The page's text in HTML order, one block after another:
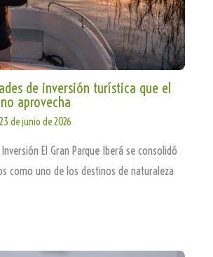
de inversión turística que el
aprovecha
23 de junio de 2026
El Gran Parque Iberá se consolidó
como uno de los destinos de naturaleza